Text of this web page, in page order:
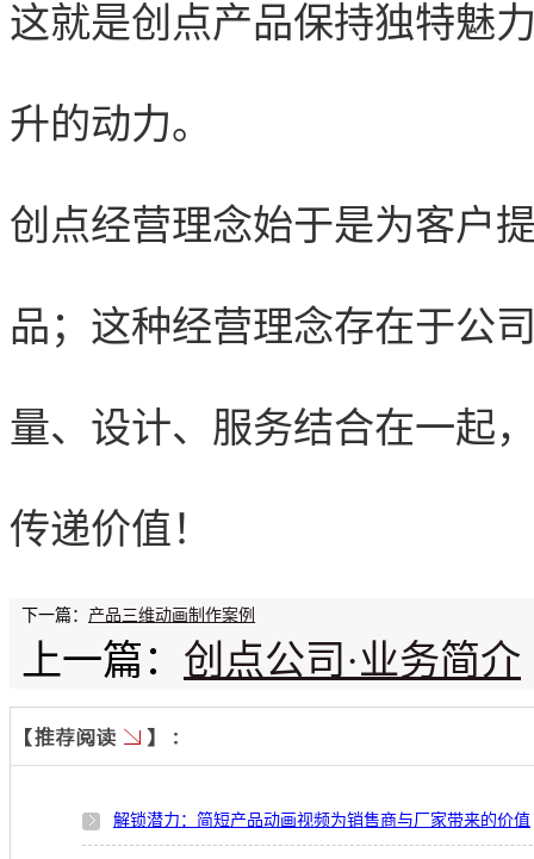
这就是创点产品保持独特魅
升的动力。
创点经营理念始于是为客户
品；这种经营理念存在于公
量、设计、服务结合在一起
传递价值！
下一篇： 产品三维动画制作案例
上一篇： 创点公司·业务简介
解锁潜力：简短产品动画视频为销售商与厂家带来的价值